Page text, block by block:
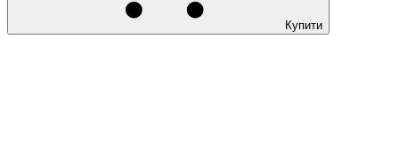
Купити